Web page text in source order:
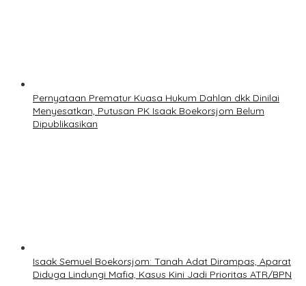
Pernyataan Prematur Kuasa Hukum Dahlan dkk Dinilai
Menyesatkan, Putusan PK Isaak Boekorsjom Belum
Dipublikasikan
Isaak Semuel Boekorsjom: Tanah Adat Dirampas, Aparat
Diduga Lindungi Mafia, Kasus Kini Jadi Prioritas ATR/BPN